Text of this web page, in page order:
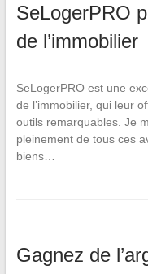
SeLogerPRO
de l’immobilier
SeLogerPRO est une
de l’immobilier, qui leur
outils remarquables. Je
pleinement de tous ces
biens…
Gagnez de